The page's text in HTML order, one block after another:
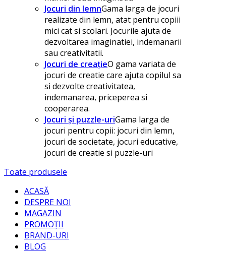
Jocuri din lemnGama larga de jocuri
realizate din lemn, atat pentru copiii
mici cat si scolari. Jocurile ajuta de
dezvoltarea imaginatiei, indemanarii
sau creativitatii.
Jocuri de creațieO gama variata de
jocuri de creatie care ajuta copilul sa
si dezvolte creativitatea,
indemanarea, priceperea si
cooperarea.
Jocuri și puzzle-uriGama larga de
jocuri pentru copii: jocuri din lemn,
jocuri de societate, jocuri educative,
jocuri de creatie si puzzle-uri
Toate produsele
ACASĂ
DESPRE NOI
MAGAZIN
PROMOȚII
BRAND-URI
BLOG